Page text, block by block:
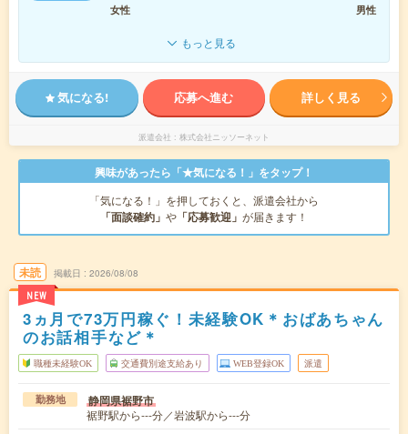
女性
男性
もっと見る
気になる! 応募へ進む 詳しく見る
派遣会社 株式会社ニッソーネット
興味があったら「★気になる！」をタップ！
「気になる！」を押しておくと、派遣会社から
「面談確約」 や 「応募歓迎」 が届きます！
未読
NEW
掲載日 2026/08/08
3ヵ月で73万円稼ぐ！未経験OK＊おばあちゃん
のお話相手など＊
職種未経験OK 交通費別途支給あり WEB登録OK 派遣
勤務地 静岡県裾野市
裾野駅から---分／岩波駅から---分